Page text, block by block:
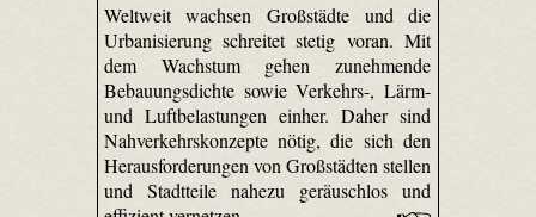
Weltweit wachsen Großstädte und die
Urbanisierung schreitet stetig voran. Mit
dem Wachstum gehen zunehmende
Bebauungsdichte sowie Verkehrs-, Lärm-
und Luftbelastungen einher. Daher sind
Nahverkehrskonzepte nötig, die sich den
Herausforderungen von Großstädten stellen
und Stadtteile nahezu geräuschlos und